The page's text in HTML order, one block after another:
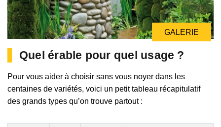
GALERIE
Quel érable pour quel usage ?
Pour vous aider à choisir sans vous noyer dans les
centaines de variétés, voici un petit tableau récapitulatif
des grands types qu’on trouve partout :